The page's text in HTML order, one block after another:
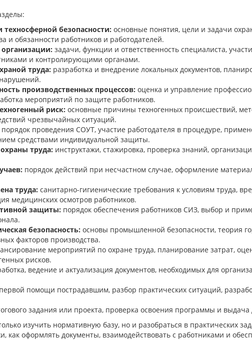
безопасности: основные понятия, цели и задачи
и обязанности работников и работодателей.
задачи, функции и ответственность специалиста,
и контролирующими органами.
труда: разработка и внедрение локальных документов,
производственных процессов: оценка и управление
мероприятий по защите работников.
риск: основные причины техногенных происшествий,
чрезвычайных ситуаций.
порядок проведения СОУТ, участие работодателя в процедуре,
средствами индивидуальной защиты.
труда: инструктажи, стажировка, проверка знаний,
порядок действий при несчастном случае, оформление
труда: санитарно-гигиенические требования к условиям труда,
медицинских осмотров работников.
защиты: порядок обеспечения работников СИЗ, выбор и
безопасность: основы промышленной безопасности, теория
факторов производства.
мероприятий по охране труда, планирование затрат,
рисков.
ведение и актуализация документов, необходимых для
помощи пострадавшим, разбор практических ситуаций,
задания или проекта, проверка освоения программы и
изучить нормативную базу, но и разобраться в практических
как оформлять документы, взаимодействовать с работниками и